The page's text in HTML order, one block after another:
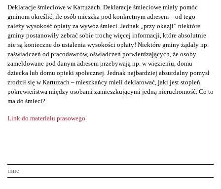
Deklaracje śmieciowe w Kartuzach. Deklaracje śmieciowe miały pomóc
gminom określić, ile osób mieszka pod konkretnym adresem – od tego
zależy wysokość opłaty za wywóz śmieci. Jednak „przy okazji” niektóre
gminy postanowiły zebrać sobie trochę więcej informacji, które absolutnie
nie są konieczne do ustalenia wysokości opłaty! Niektóre gminy żądały np.
zaświadczeń od pracodawców, oświadczeń potwierdzających, że osoby
zameldowane pod danym adresem przebywają np. w więzieniu, domu
dziecka lub domu opieki społecznej. Jednak najbardziej absurdalny pomysł
zrodził się w Kartuzach – mieszkańcy mieli deklarować, jaki jest stopień
pokrewieństwa między osobami zamieszkującymi jedną nieruchomość. Co to
ma do śmieci?
Link do materiału prasowego
inne